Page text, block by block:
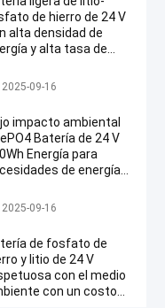
Compartir
de hierro de 24 V
alta densidad de
y alta tasa de
del fosfato del hierro d
24v
2025-09-16
impacto ambiental
Batería de 24 V
Energía para
de energía
del fosfato del hierro d
24v
2025-09-16
de fosfato de
y litio de 24 V
con el medio
con un costo